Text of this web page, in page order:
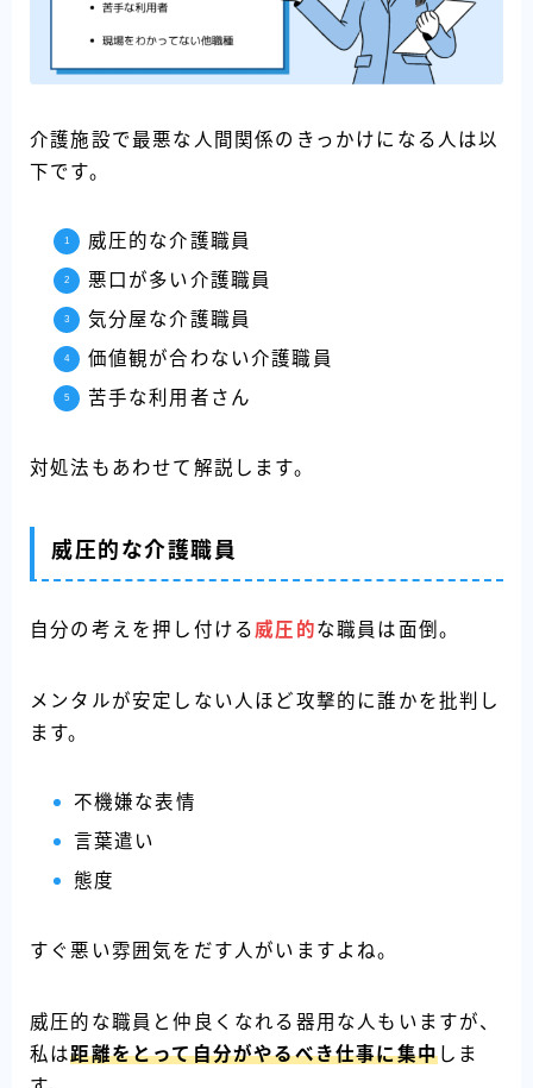
介護施設で最悪な人間関係のきっかけになる人は以
下です。
威圧的な介護職員
悪口が多い介護職員
気分屋な介護職員
価値観が合わない介護職員
苦手な利用者さん
対処法もあわせて解説します。
威圧的な介護職員
自分の考えを押し付ける 威圧的な職員は面倒。
メンタルが安定しない人ほど攻撃的に誰かを批判し
ます。
不機嫌な表情
言葉遣い
態度
すぐ悪い雰囲気をだす人がいますよね。
威圧的な職員と仲良くなれる器用な人もいますが、
私は距離をとって自分がやるべき仕事に集中しま